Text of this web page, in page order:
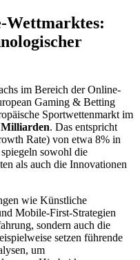
Wettmarktes:
im Bereich der Online-
Gaming & Betting
Sportwettenmarkt im
Milliarden. Das entspricht
Rate) von etwa 8% in
sowohl die
als auch die Innovationen
wie Künstliche
Mobile-First-Strategien
sondern auch die
setzen führende
um